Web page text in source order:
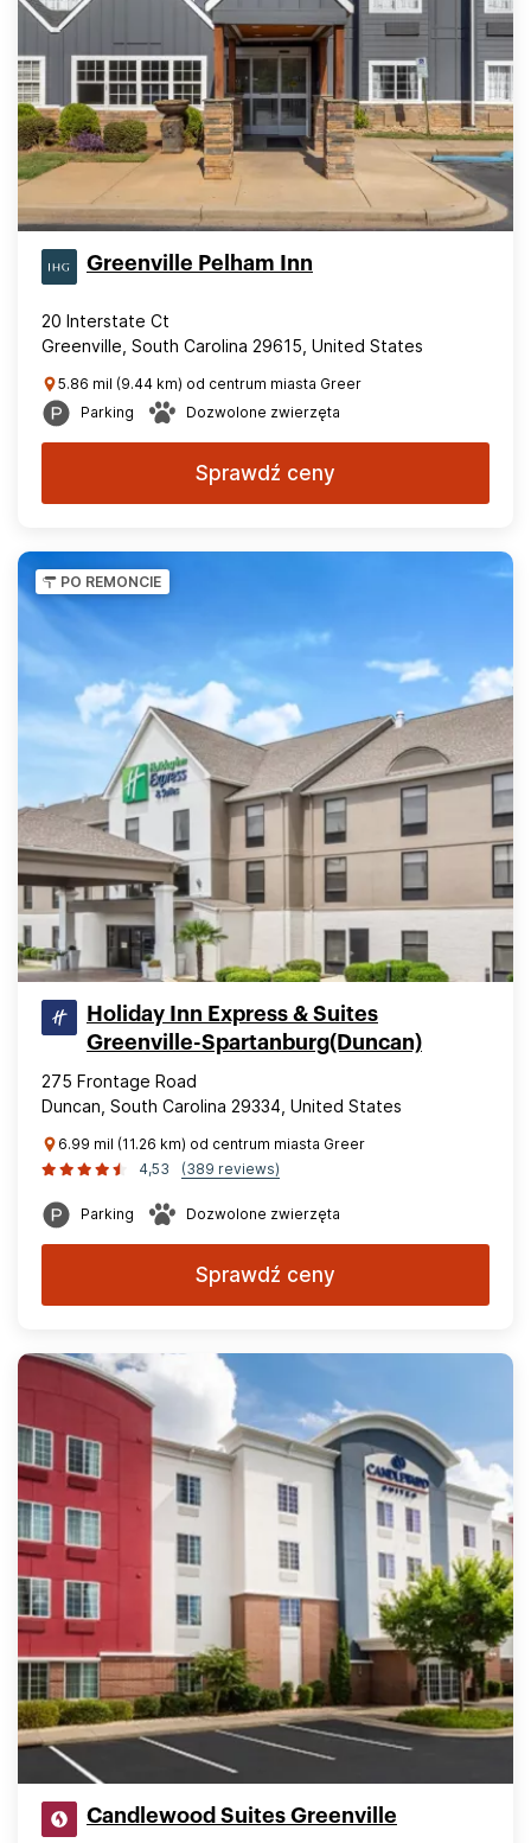
Greenville Pelham Inn
20 Interstate Ct
Greenville, South Carolina 29615, United States
5.86 mil (9.44 km) od centrum miasta Greer
Parking
Dozwolone zwierzęta
Sprawdź ceny
PO REMONCIE
Holiday Inn Express & Suites
Greenville-Spartanburg(Duncan)
275 Frontage Road
Duncan, South Carolina 29334, United States
6.99 mil (11.26 km) od centrum miasta Greer
4,53
(389 reviews)
Parking Dozwolone zwierzęta
Sprawdź ceny
Candlewood Suites Greenville